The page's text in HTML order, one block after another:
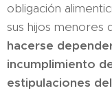
obligación
sus hijos menores
hacerse
incumplimiento
estipulaciones